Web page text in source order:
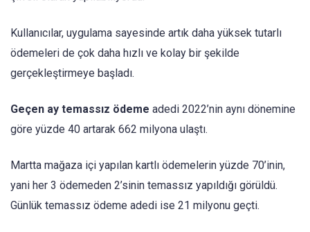
Kullanıcılar, uygulama sayesinde artık daha yüksek tutarlı
ödemeleri de çok daha hızlı ve kolay bir şekilde
gerçekleştirmeye başladı.
Geçen ay temassız ödeme adedi 2022’nin aynı dönemine
göre yüzde 40 artarak 662 milyona ulaştı.
Martta mağaza içi yapılan kartlı ödemelerin yüzde 70’inin,
yani her 3 ödemeden 2’sinin temassız yapıldığı görüldü.
Günlük temassız ödeme adedi ise 21 milyonu geçti.